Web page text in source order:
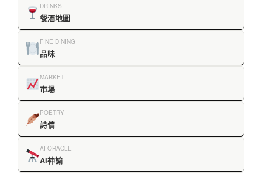
DRINKS
餐酒地圖
FINE DINING
品味
MARKET
市場
POETRY
詩情
AI ORACLE
AI神諭